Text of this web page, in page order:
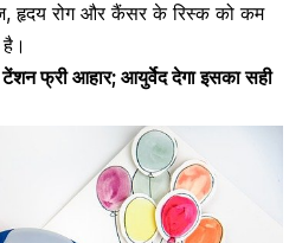
हृदय रोगऔर कैंसर के रिस्क को कम
फ्री आहार; आयुर्वेद देगा इसका सही